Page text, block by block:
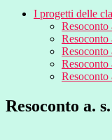
I progetti delle
Resoconto
Resoconto
Resoconto
Resoconto
Resoconto
Resoconto a.